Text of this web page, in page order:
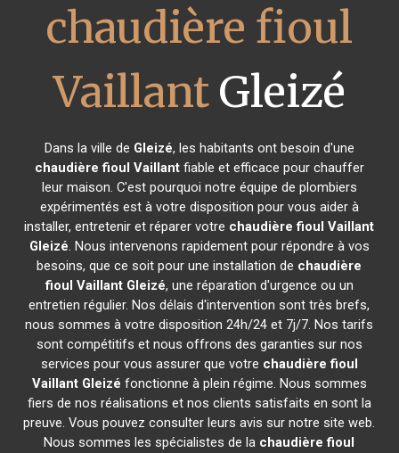
chaudière fioul
VaillantGleizé
Dans la ville de Gleizé, les habitants ont besoin d'une
chaudière fioul Vaillantfiable et efficace pour chauffer
leur maison. C'est pourquoi notre équipe de plombiers
expérimentés est à votre disposition pour vous aider à
installer, entretenir et réparer votre chaudière fioul Vaillant
Gleizé. Nous intervenons rapidement pour répondre à vos
besoins, que ce soit pour une installation de chaudière
fioul Vaillant Gleizé, une réparation d'urgence ou un
entretien régulier. Nos délais d'intervention sont très brefs,
nous sommes à votre disposition 24h/24 et 7j/7. Nos tarifs
sont compétitifs et nous offrons des garanties sur nos
services pour vous assurer que votre chaudière fioul
Vaillant Gleizé fonctionne à plein régime. Nous sommes
fiers de nos réalisations et nos clients satisfaits en sont la
preuve. Vous pouvez consulter leurs avis sur notre site web.
Nous sommes les spécialistes de la chaudière fioul